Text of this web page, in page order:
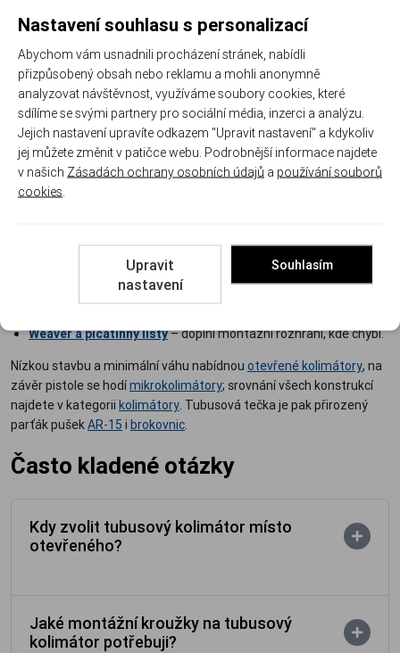
Velikost tečky a jas
Jemná tečka 1,5 MOA u DI Optical Raven 2 zakryje minimum cíle a
nechá vás přesně mířit i na delší vzdálenost. Pro rychlou střelbu
naopak sáhněte po výraznější tečce. Sledujte počet stupňů jasu a
přítomnost režimů pro střelbu za šera.
Hmotnost a osazení zbraně
Tubusový kolimátor patří na zbraň, která něco vydrží: samonabíjecí
pušku, brokovnici na naháňku, služební karabinu. Na subkompaktní
Doporučené doplňky
Montáže optiky– kroužky ve správném průměru a výšce pro
Weaver a picatinny lišty– doplní montážní rozhraní, kde chybí.
Nízkou stavbu a minimální váhu nabídnou otevřené kolimátory, na
závěr pistole se hodímikrokolimátory; srovnání všech konstrukcí
najdete v kategorii kolimátory. Tubusová tečka je pak přirozený
parťák pušekAR-15 i brokovnic.
Často kladené otázky
Kdy zvolit tubusový kolimátor místo
otevřeného?
Jaké montážní kroužky na tubusový
kolimátor potřebuji?
Nastavení souhlasu s personalizací
Abychom vám usnadnili procházení stránek, nabídli
přizpůsobený obsah nebo reklamu a mohli anonymně
analyzovat návštěvnost, využíváme soubory cookies, které
sdílíme se svými partnery pro sociální média, inzerci a analýzu.
Jejich nastavení upravíte odkazem "Upravit nastavení" a kdykoliv
jej můžete změnit v patičce webu. Podrobnější informace najdete
v našich Zásadách ochrany osobních údajů a používání souborů
cookies
Upravit
nastavení
Souhlasím